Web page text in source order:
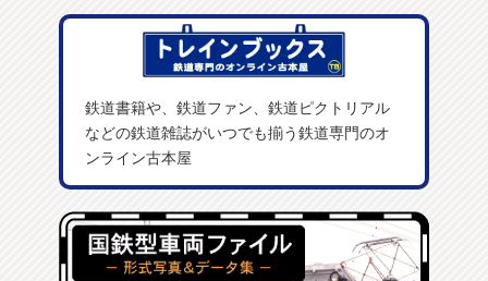
鉄道書籍や、鉄道ファン、鉄道ピクトリアル
などの鉄道雑誌がいつでも揃う鉄道専門のオ
ンライン古本屋